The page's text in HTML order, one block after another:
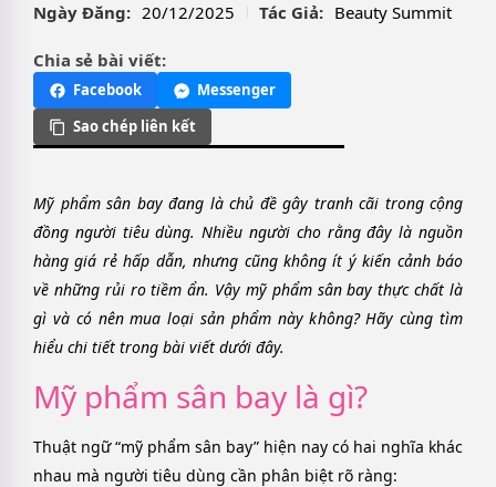
Ngày Đăng: 20/12/2025 Tác Giả: Beauty Summit
Chia sẻ bài viết:
Facebook
Messenger
Sao chép liên kết
Mỹ phẩm sân bay đang là chủ đề gây tranh cãi trong cộng
đồng người tiêu dùng. Nhiều người cho rằng đây là nguồn
hàng giá rẻ hấp dẫn, nhưng cũng không ít ý kiến cảnh báo
về những rủi ro tiềm ẩn. Vậy mỹ phẩm sân bay thực chất là
gì và có nên mua loại sản phẩm này không? Hãy cùng tìm
hiểu chi tiết trong bài viết dưới đây.
Mỹ phẩm sân bay là gì?
Thuật ngữ “mỹ phẩm sân bay” hiện nay có hai nghĩa khác
nhau mà người tiêu dùng cần phân biệt rõ ràng: